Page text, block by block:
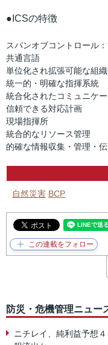
●ICSの特徴
スパンオブコントロール
共通言語
単位化され拡張可能な組織
統一的・明確な指揮系統
統合化されたコミュニケ
信頼できる対応計画
現場指揮所
統合的なリソース管理
的確な情報収集・管理・
自然災害 BCP
防災・危機管理ニュー
ニチレイ、純利益予想